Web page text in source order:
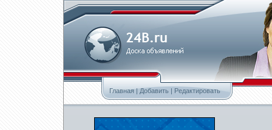
Главная|Добавить | Редактировать